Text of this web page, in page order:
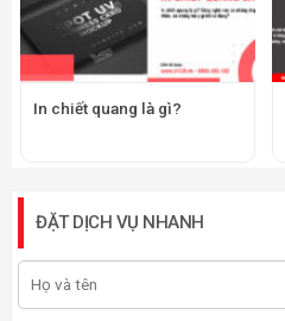
In chiết quang là gì?
ĐẶT DỊCH VỤ NHANH